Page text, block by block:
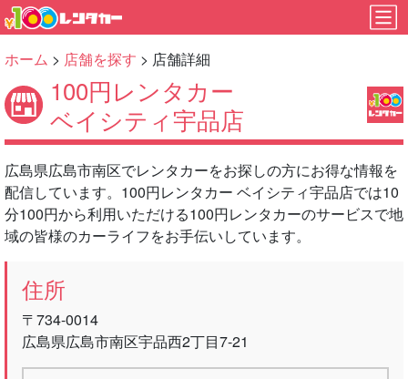
ホーム > 店舗を探す > 店舗詳細
100円レンタカー
ベイシティ宇品店
広島県広島市南区でレンタカーをお探しの方にお得な情報を
配信しています。100円レンタカー ベイシティ宇品店では10
分100円から利用いただける100円レンタカーのサービスで地
域の皆様のカーライフをお手伝いしています。
住所
〒734-0014
広島県広島市南区宇品西2丁目7-21